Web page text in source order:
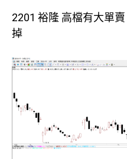
2201 裕隆 高檔有大單
掉